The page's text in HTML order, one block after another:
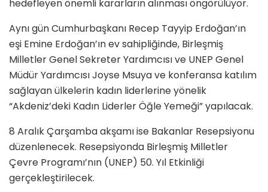
hedefleyen önemli kararların alınması öngörülüyor.
Aynı gün Cumhurbaşkanı Recep Tayyip Erdoğan’ın
eşi Emine Erdoğan’ın ev sahipliğinde, Birleşmiş
Milletler Genel Sekreter Yardımcısı ve UNEP Genel
Müdür Yardımcısı Joyse Msuya ve konferansa katılım
sağlayan ülkelerin kadın liderlerine yönelik
“Akdeniz’deki Kadın Liderler Öğle Yemeği” yapılacak.
8 Aralık Çarşamba akşamı ise Bakanlar Resepsiyonu
düzenlenecek. Resepsiyonda Birleşmiş Milletler
Çevre Programı’nın (UNEP) 50. Yıl Etkinliği
gerçekleştirilecek.